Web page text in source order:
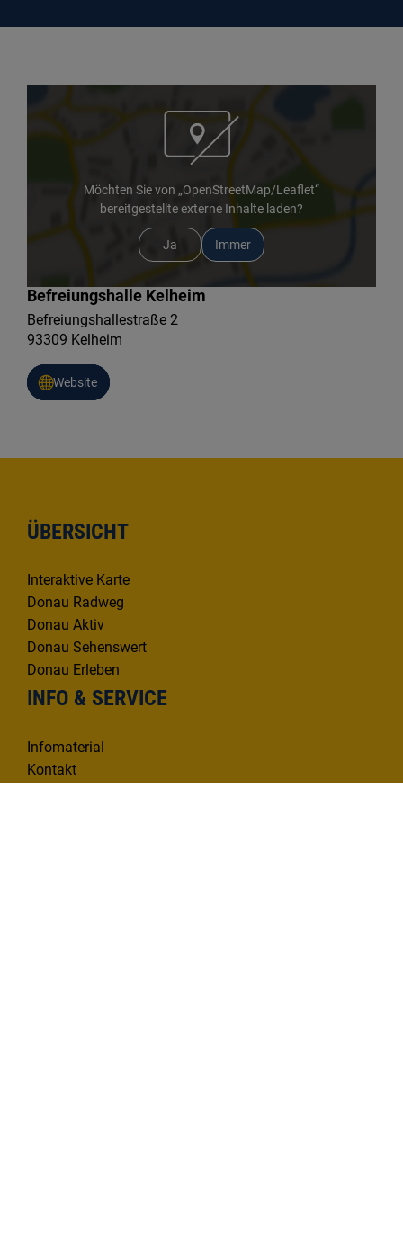
Möchten Sie von „OpenStreetMap/Leaflet“
bereitgestellte externe Inhalte laden?
Ja Immer
Befreiungshalle Kelheim
Befreiungshallestraße 2
93309 Kelheim
Website
ÜBERSICHT
Interaktive Karte
Donau Radweg
Donau Aktiv
Donau Sehenswert
Donau Erleben
INFO & SERVICE
Infomaterial
Kontakt